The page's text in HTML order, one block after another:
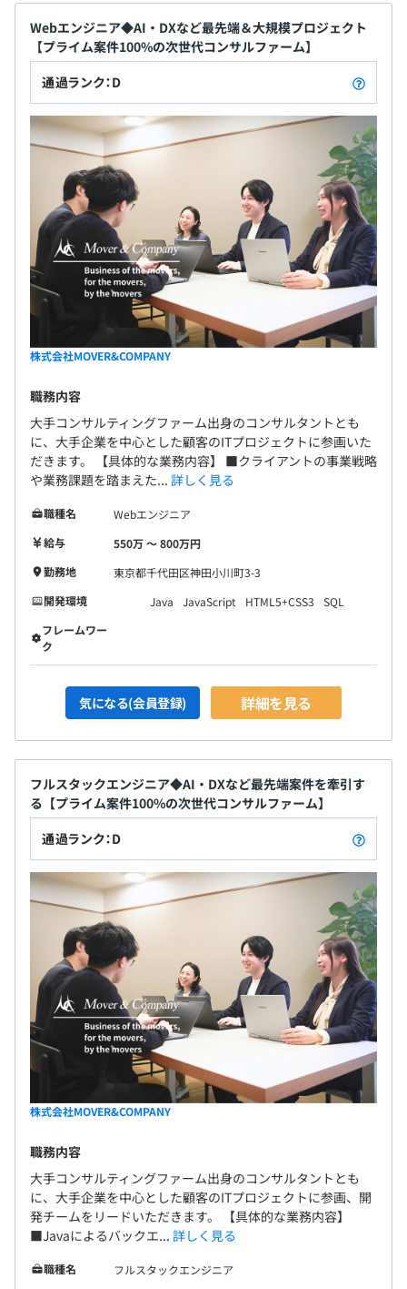
Webエンジニア◆AI・DXなど最先端＆大規模プロジェクト
【プライム案件100%の次世代コンサルファーム】
通過ランク：D
株式会社MOVER&COMPANY
職務内容
大手コンサルティングファーム出身のコンサルタントとも
に、大手企業を中心とした顧客のITプロジェクトに参画いた
だきます。 【具体的な業務内容】 ■クライアントの事業戦略
や業務課題を踏まえた... 詳しく見る
職種名
Webエンジニア
給与
550万 〜 800万円
勤務地
東京都千代田区神田小川町3-3
開発環境
Java JavaScript HTML5+CSS3
SQL
フレームワー
ク
気になる(会員登録) 詳細を見る
フルスタックエンジニア◆AI・DXなど最先端案件を牽引す
る【プライム案件100%の次世代コンサルファーム】
通過ランク：D
株式会社MOVER&COMPANY
職務内容
大手コンサルティングファーム出身のコンサルタントとも
に、大手企業を中心とした顧客のITプロジェクトに参画、開
発チームをリードいただきます。 【具体的な業務内容】
■Javaによるバックエ... 詳しく見る
職種名
フルスタックエンジニア